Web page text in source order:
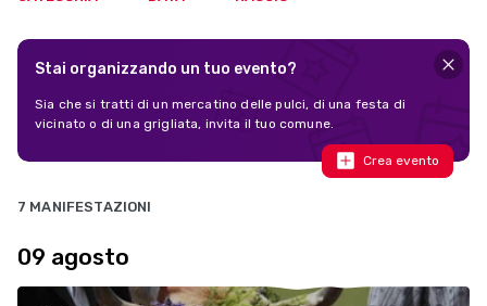
Stai organizzando un tuo evento?
Sia che si tratti di un mercatino delle pulci, di una festa di
vicinato o di una grigliata, invita il tuo comune.
Crea evento
7 MANIFESTAZIONI
09 agosto